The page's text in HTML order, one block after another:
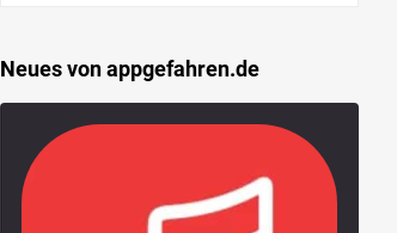
Neues von appgefahren.de